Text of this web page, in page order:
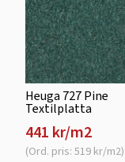
Heuga 727 Pine
Textilplatta
441 kr/m2
(Ord. pris: 519 kr/m2)